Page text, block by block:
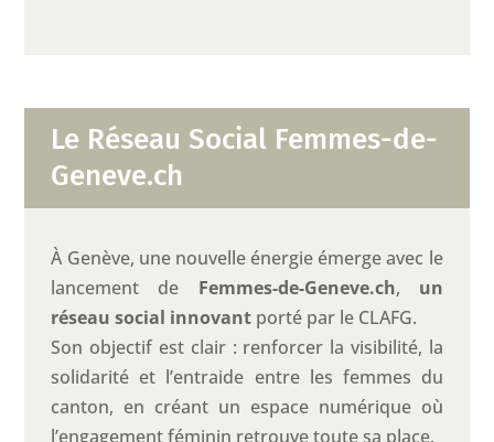
Le Réseau Social Femmes-de-
Geneve.ch
À Genève, une nouvelle énergie émerge avec le
lancement de Femmes-de-Geneve.ch, un
réseau social innovant porté par le CLAFG.
Son objectif est clair : renforcer la visibilité, la
solidarité et l’entraide entre les femmes du
canton, en créant un espace numérique où
l’engagement féminin retrouve toute sa place.